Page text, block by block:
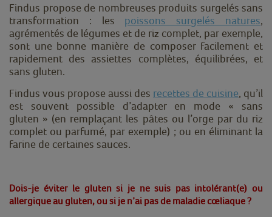
Findus propose de nombreuses produits surgelés sans
transformation : les poissons surgelés natures,
agrémentés de légumes et de riz complet, par exemple,
sont une bonne manière de composer facilement et
rapidement des assiettes complètes, équilibrées, et
sans gluten.
Findus vous propose aussi des recettes de cuisine, qu’il
est souvent possible d’adapter en mode « sans
gluten » (en remplaçant les pâtes ou l’orge par du riz
complet ou parfumé, par exemple) ; ou en éliminant la
farine de certaines sauces.
Dois-je éviter le gluten si je ne suis pas intolérant(e) ou
allergique au gluten, ou si je n’ai pas de maladie cœliaque ?